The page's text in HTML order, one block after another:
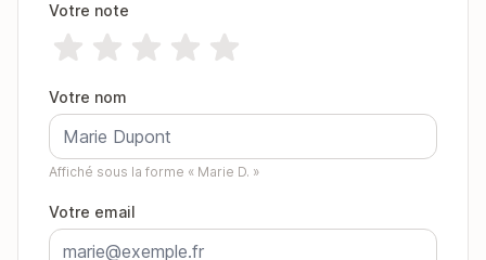
Votre note
Votre nom
Affiché sous la forme « Marie D. »
Votre email